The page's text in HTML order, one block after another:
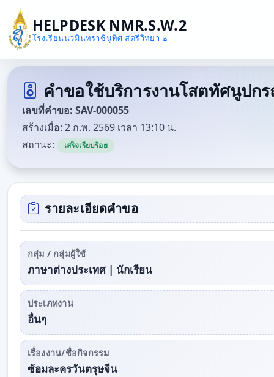
HELPDESK NMR.S.W.2
โรงเรียนนวมินทราชินูทิศ สตรีวิทยา ๒
คำขอใช้บริการงานโสตทัศนูปก
เลขที่คำขอ: SAV-000055
สร้างเมื่อ: 2 ก.พ. 2569 เวลา 13:10 น.
สถานะ:
เสร็จเรียบร้อย
รายละเอียดคำขอ
กลุ่ม / กลุ่มผู้ใช้
ภาษาต่างประเทศ | นักเรียน
ประเภทงาน
อื่นๆ
เรื่องงาน/ชื่อกิจกรรม
ซ้อมละครวันตรุษจีน